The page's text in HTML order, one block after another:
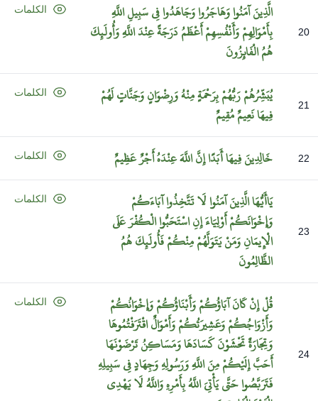
20
الَّذِينَآمَنُواوَهَاجَرُواوَجَاهَدُوافِيسَبِيلِاللَّهِ
بِأَمْوَالِهِمْوَأَنْفُسِهِمْأَعْظَمُدَرَجَةًعِنْدَاللَّهِوَأُولَئِكَ
هُمُالْفَائِزُونَ
الكلمات
21 يُبَشِّرُهُمْرَبُّهُمْبِرَحْمَةٍمِنْهُوَرِضْوَانٍوَجَنَّاتٍلَهُمْ
فِيهَانَعِيمٌمُقِيمٌ
الكلمات
22 خَالِدِينَفِيهَاأَبَدًاإِنَّاللَّهَعِنْدَهُأَجْرٌعَظِيمٌ الكلمات
23
يَاأَيُّهَاالَّذِينَآمَنُوالَاتَتَّخِذُواآبَاءَكُمْ
وَإِخْوَانَكُمْأَوْلِيَاءَإِنِاسْتَحَبُّواالْكُفْرَعَلَى
الْإِيمَانِوَمَنْيَتَوَلَّهُمْمِنْكُمْفَأُولَئِكَهُمُ
الظَّالِمُونَ
الكلمات
24
قُلْإِنْكَانَآبَاؤُكُمْوَأَبْنَاؤُكُمْوَإِخْوَانُكُمْ
وَأَزْوَاجُكُمْوَعَشِيرَتُكُمْوَأَمْوَالٌاقْتَرَفْتُمُوهَا
وَتِجَارَةٌتَخْشَوْنَكَسَادَهَاوَمَسَاكِنُتَرْضَوْنَهَا
أَحَبَّإِلَيْكُمْمِنَاللَّهِوَرَسُولِهِوَجِهَادٍفِيسَبِيلِهِ
فَتَرَبَّصُواحَتَّىيَأْتِيَاللَّهُبِأَمْرِهِوَاللَّهُلَايَهْدِي
الكلمات